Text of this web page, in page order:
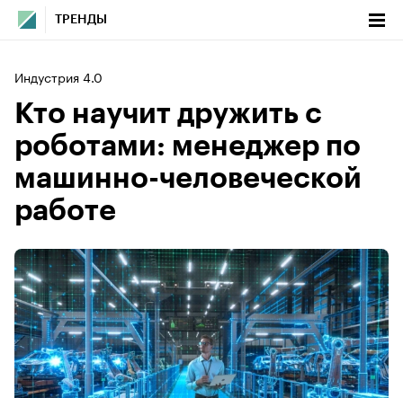
ТРЕНДЫ
Индустрия 4.0
Кто научит дружить с
роботами: менеджер по
машинно-человеческой
работе